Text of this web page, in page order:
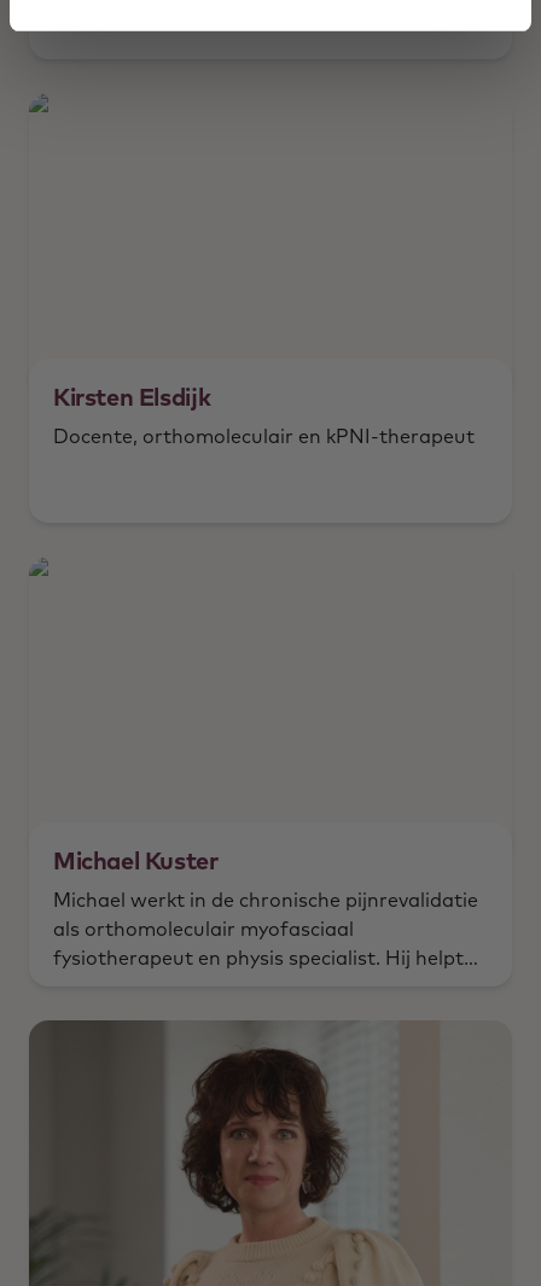
Kirsten Elsdijk
Docente, orthomoleculair en kPNI-therapeut
Michael Kuster
Michael werkt in de chronische pijnrevalidatie
als orthomoleculair myofasciaal
fysiotherapeut en physis specialist. Hij helpt
pijnproblematiek.